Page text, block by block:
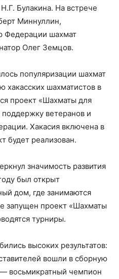
Булакина. На встрече
Миннуллин,
Федерации шахмат
Олег Земцов.
популяризации шахмат
хакасских шахматистов в
проект «Шахматы для
ветеранов и
Хакасия включена в
будет реализован.
значимость развития
был открыт
дом, где занимаются
запущен проект «Шахматы
турниры.
высоких результатов:
вошли в сборную
восьмикратный чемпион